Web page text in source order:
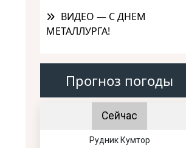
ВИДЕО — С ДНЕМ
МЕТАЛЛУРГА!
Прогноз погоды
Сейчас
Рудник Кумтор